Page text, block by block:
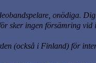
onödiga.
sker ingen försämring vid
(också i Finland) för